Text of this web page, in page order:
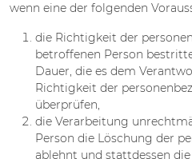
wenn eine der folgenden
die Richtigkeit der
betroffenen Person
Dauer, die es dem
Richtigkeit der
überprüfen,
die Verarbeitung
Person die Löschung der
ablehnt und stattdessen